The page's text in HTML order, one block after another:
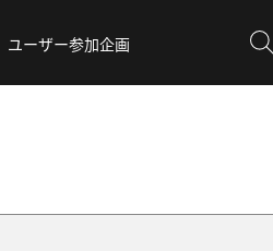
ユーザー参加企画